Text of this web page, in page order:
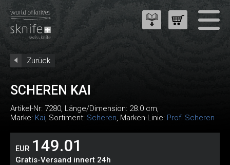
Zurück
SCHEREN KAI
Artikel-Nr: 7280, Länge/Dimension: 28.0 cm,
Marke: Kai, Sortiment: Scheren, Marken-Linie: Profi Scheren
EUR 149.01
Gratis-Versand innert 24h